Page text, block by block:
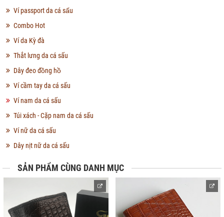
Ví passport da cá sấu
Combo Hot
Ví da Kỳ đà
Thắt lưng da cá sấu
Dây đeo đồng hồ
Ví cầm tay da cá sấu
Ví nam da cá sấu
Túi xách - Cặp nam da cá sấu
Ví nữ da cá sấu
Dây nịt nữ da cá sấu
SẢN PHẨM CÙNG DANH MỤC